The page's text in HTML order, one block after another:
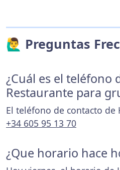
🙋‍♂️ Preguntas
¿Cuál es el teléfono
Restaurante para
El teléfono de contacto de
+34 605 95 13 70
¿Que horario hace